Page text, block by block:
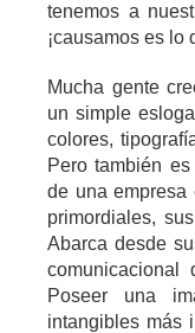
tenemos a
¡causamos es lo
Mucha gente
un simple
colores, tipograf
Pero también es
de una empresa
primordiales,
Abarca desde
Poseer una
intangibles más